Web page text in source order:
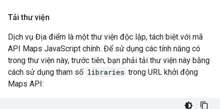
Tải thư viện
Dịch vụ Địa điểm là một thư viện độc lập, tách biệt với mã
API Maps JavaScript chính. Để sử dụng các tính năng có
trong thư viện này, trước tiên, bạn phải tải thư viện này bằng
cách sử dụng tham số libraries trong URL khởi động
Maps API: